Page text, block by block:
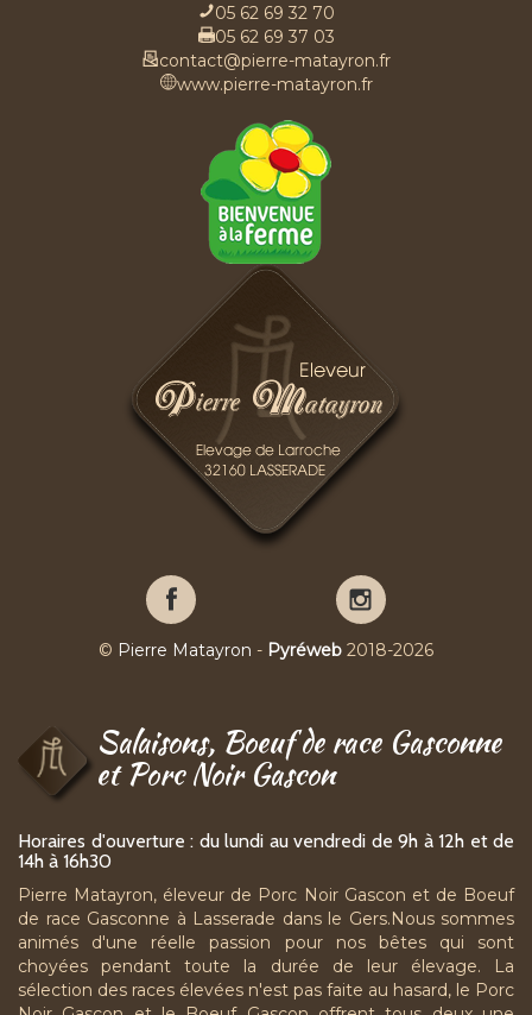
05 62 69 32 70
05 62 69 37 03
contact@pierre-matayron.fr
www.pierre-matayron.fr
Pierre
sur
Pierre
sur
© Pierre Matayron - Pyréweb2018-2026
Salaisons, Boeuf de race Gasconne
et Porc Noir Gascon
Horaires d'ouverture : du lundi au vendredi de 9h à 12h et de
14h à 16h30
Pierre Matayron, éleveur de Porc Noir Gascon et de Boeuf
de race Gasconne à Lasserade dans le Gers.Nous sommes
animés d'une réelle passion pour nos bêtes qui sont
choyées pendant toute la durée de leur élevage. La
sélection des races élevées n'est pas faite au hasard, le Porc